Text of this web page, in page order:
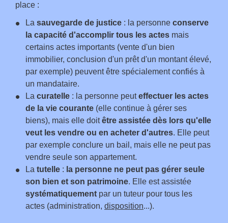
place :
La sauvegarde de justice : la personne conserve
la capacité d'accomplir tous les actes mais
certains actes importants (vente d'un bien
immobilier, conclusion d'un prêt d'un montant élevé,
par exemple) peuvent être spécialement confiés à
un mandataire.
La curatelle : la personne peuteffectuer les actes
de la vie courante (elle continue à gérer ses
biens), mais elle doitêtre assistée dès lors qu'elle
veut les vendre ou en acheter d'autres. Elle peut
par exemple conclure un bail, mais elle ne peut pas
vendre seule son appartement.
La tutelle : la personne ne peut pas gérer seule
son bien et son patrimoine. Elle est assistée
systématiquement par un tuteur pour tous les
actes (administration, disposition...).